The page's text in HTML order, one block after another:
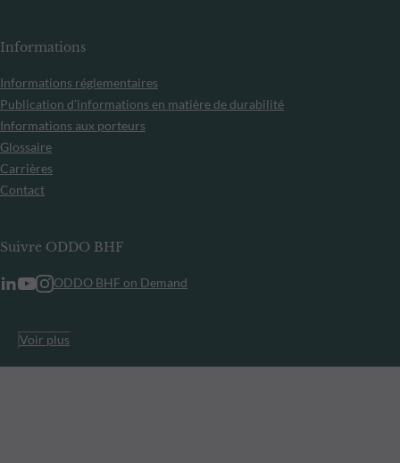
Informations
Informations réglementaires
Publication d’informations en matière de durabilité
Informations aux porteurs
Glossaire
Carrières
Contact
Suivre ODDO BHF
ODDO BHF on Demand
Voir plus